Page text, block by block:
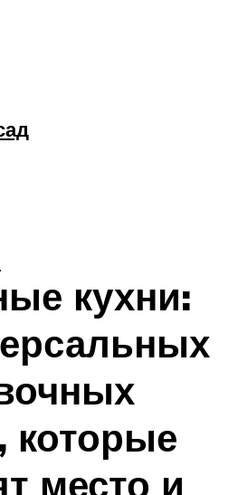
кухни:
которые
место и